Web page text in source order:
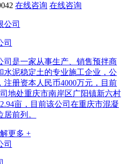
在线咨询 在线咨询
司
司是一家从事生产、销售预拌商
水泥稳定土的专业施工企业，公
注册资本人民币4000万元，目前
地处重庆市南岸区广阳镇新六村
亩，目前该公司在重庆市混凝
前列。
更多 +